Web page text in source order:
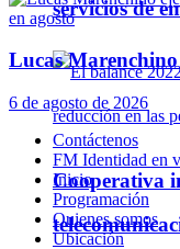
servicios de
Cooperativa
Lucas
6 de agosto de 2026
Contáctenos
FM Identidad en
Inicio
Programación
Quienes somos
Ubicación